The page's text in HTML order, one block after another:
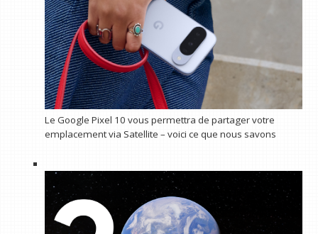
Le Google Pixel 10 vous permettra de partager votre
emplacement via Satellite – voici ce que nous savons